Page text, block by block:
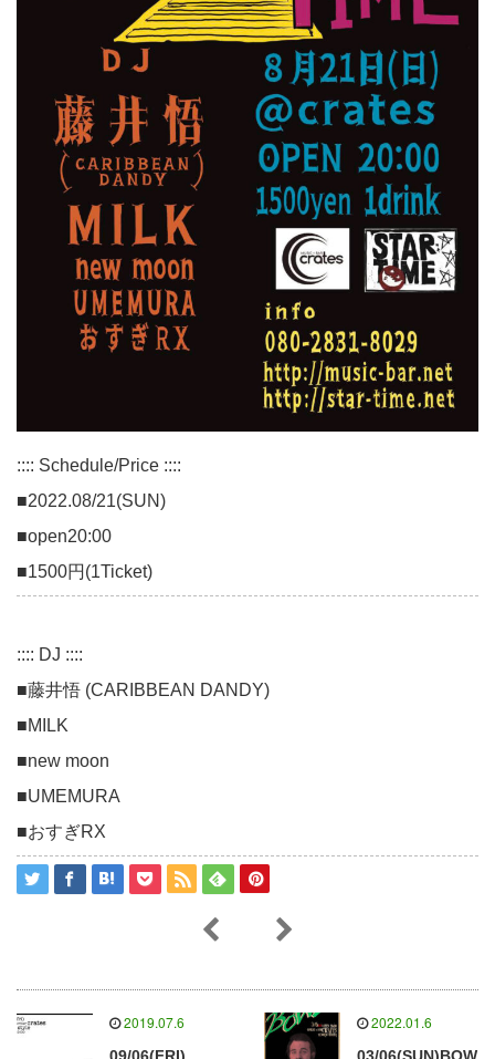
:::: Schedule/Price ::::
■2022.08/21(SUN)
■open20:00
■1500円(1Ticket)
:::: DJ ::::
■藤井悟 (CARIBBEAN DANDY)
■MILK
■new moon
■UMEMURA
■おすぎRX
2019.07.6 2022.01.6